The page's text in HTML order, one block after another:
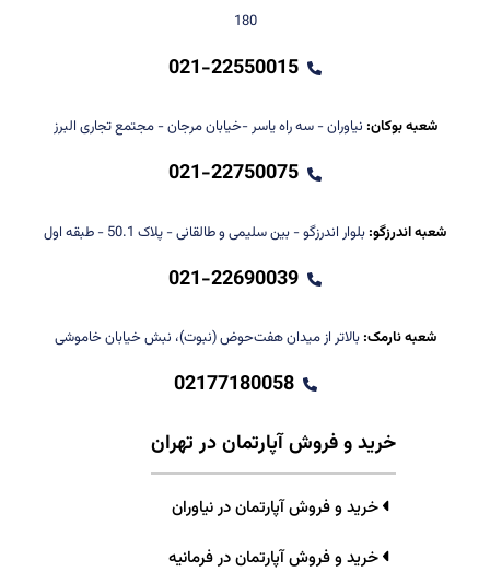
180
021-22550015
شعبه بوکان: نیاوران - سه راه یاسر -خیابان مرجان - مجتمع تجاری البرز
021-22750075
شعبه اندرزگو: بلوار اندرزگو - بین سلیمی و طالقانی - پلاک 50.1 - طبقه اول
021-22690039
شعبه نارمک: بالاتر از میدان هفت‌حوض (نبوت)، نبش خیابان خاموشی
02177180058
خرید و فروش آپارتمان در تهران
خرید و فروش آپارتمان در نیاوران
خرید و فروش آپارتمان در فرمانیه